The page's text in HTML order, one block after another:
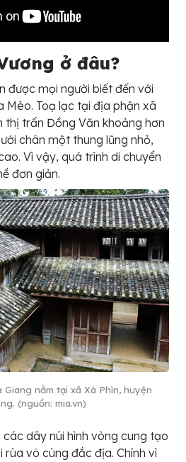
ở đâu?
được mọi người biết đến với
Mèo. Toạ lạc tại địa phận xã
thị trấn Đồng Văn khoảng hơn
chân một thung lũng nhỏ,
Vì vậy, quá trình di chuyển
đơn giản.
Giang nằm tại xã Xà Phìn, huyện
(nguồn: mia.vn)
dãy núi hình vòng cung tạo
vô cùng đắc địa. Chính vì